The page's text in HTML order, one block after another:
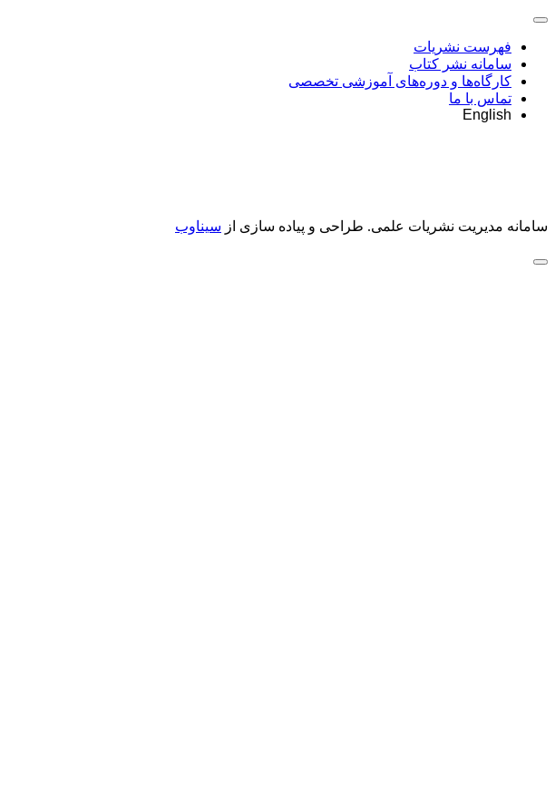
فهرست نشریات
سامانه نشر کتاب
کارگاه‌ها و دوره‌های آموزشی تخصصی
تماس با ما
English
سامانه مدیریت نشریات علمی. طراحی و پیاده سازی از سیناوب